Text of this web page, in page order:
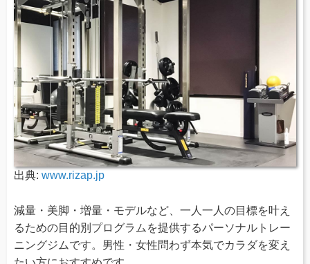
出典: www.rizap.jp
減量・美脚・増量・モデルなど、一人一人の目標を叶え
るための目的別プログラムを提供するパーソナルトレー
ニングジムです。男性・女性問わず本気でカラダを変え